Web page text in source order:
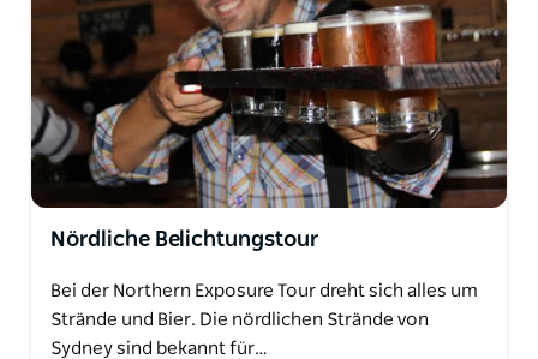
Nördliche Belichtungstour
Bei der Northern Exposure Tour dreht sich alles um
Strände und Bier. Die nördlichen Strände von
Sydney sind bekannt für…